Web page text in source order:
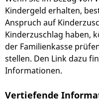
Kindergeld erhalten,
Anspruch auf
Kinderzuschlag haben,
der Familienkasse
stellen. Den Link dazu
Informationen.
Vertiefende